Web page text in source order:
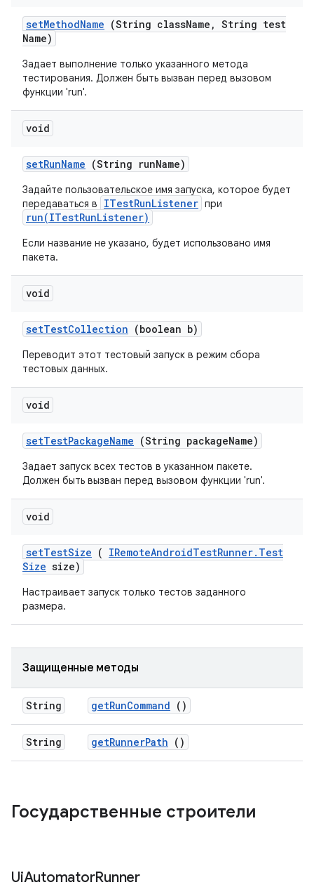
setMethodName (String className , String test
Name)
Задает выполнение только указанного метода
тестирования. Должен быть вызван перед вызовом
функции 'run'.
void
setRunName (String runName)
Задайте пользовательское имя запуска, которое будет
передаваться в
ITestRunListener при
run(ITestRunListener)
Если название не указано, будет использовано имя
пакета.
void
setTestCollection (boolean b)
Переводит этот тестовый запуск в режим сбора
тестовых данных.
void
setTestPackageName (String packageName)
Задает запуск всех тестов в указанном пакете.
Должен быть вызван перед вызовом функции 'run'.
void
setTestSize ( IRemoteAndroidTestRunner. Test
Size size)
Настраивает запуск только тестов заданного
размера.
Защищенные методы
String getRunCommand ()
String getRunnerPath ()
Государственные строители
UiAutomatorRunner